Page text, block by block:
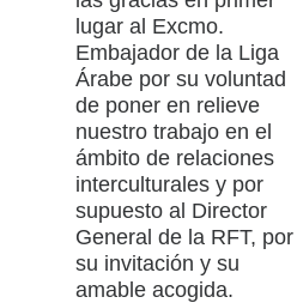
lugar al Excmo.
Embajador de la Liga
Árabe por su voluntad
de poner en relieve
nuestro trabajo en el
ámbito de relaciones
interculturales y por
supuesto al Director
General de la RFT, por
su invitación y su
amable acogida.